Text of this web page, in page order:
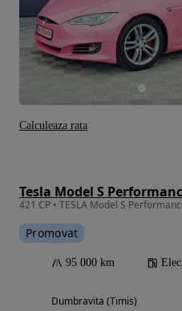
Tesla Model S
421 CP • TESLA Model S
Promovat
95 000 km
Dumbravita (Timis)
Calculeaza rata